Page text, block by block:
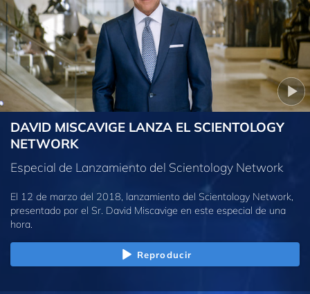
DAVID MISCAVIGE LANZA EL SCIENTOLOGY
NETWORK
Especial de Lanzamiento del Scientology Network
El 12 de marzo del 2018, lanzamiento del Scientology Network,
presentado por el Sr. David Miscavige en este especial de una
hora.
Reproducir